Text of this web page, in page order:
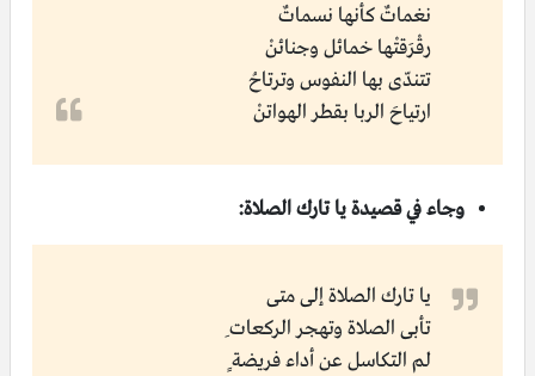
نغماتٌ كأنها نسماتٌ
رقْرَقتْها خمائل وجنائنْ
تتندّى بها النفوس وترتاحُ
ارتياحَ الربا بقطر الهواتنْ
وجاء في قصيدة يا تارك الصلاة:
يــا تارك الصــلاة إلـى متى
تـأبى الصلاة وتهجر الركعات ِ
لم التكاسل عن أداء فريضـــة ٍ